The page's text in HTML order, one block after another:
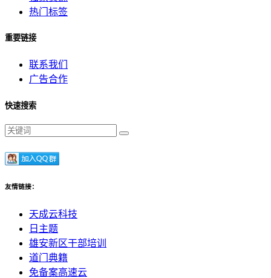
热门标签
重要链接
联系我们
广告合作
快速搜索
友情链接：
天成云科技
日主题
雄安新区干部培训
道门典籍
免备案高速云